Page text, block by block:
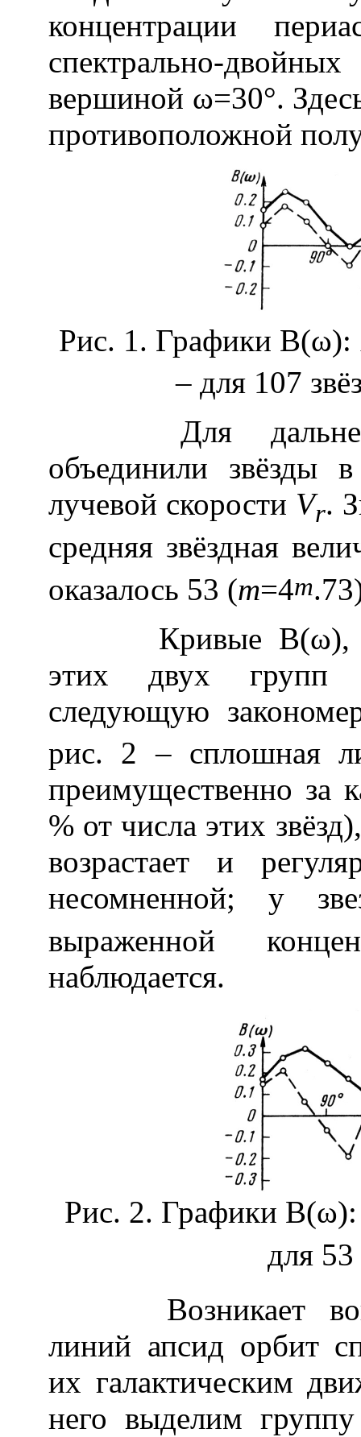
концентрации
спектрально-
вершиной ω=30°.
противоположной
Рис. 1. Графики В(ω):
– для 107
Для
объединили звёзды
лучевой скорости Vr.
средняя звёздная
оказалось 53 (m=4m
Кривые В(ω),
этих двух групп
следующую
рис. 2 – сплошная
преимущественно за
% от числа этих
возрастает и
несомненной; у
выраженной
наблюдается.
Рис. 2. Графики
для 53
Возникает
линий апсид орбит
их галактическим
него выделим